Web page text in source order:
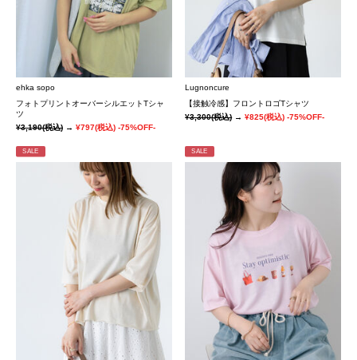
ehka sopo
フォトプリントオーバーシルエットTシャ
ツ
¥3,190(税込) → ¥797(税込) -75%OFF-
Lugnoncure
【接触冷感】フロントロゴTシャツ
¥3,300(税込)→¥825(税込) -75%OFF-
SALE SALE